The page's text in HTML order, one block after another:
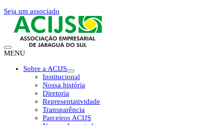
Seja um associado
MENU
Sobre a ACIJS
Institucional
Nossa história
Diretoria
Representatividade
Transparência
Parceiros ACIJS